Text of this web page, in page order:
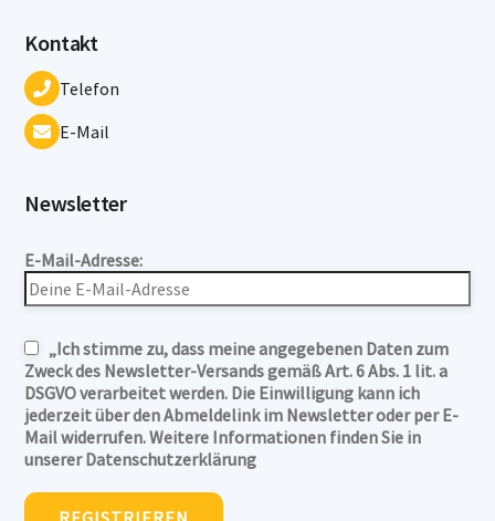
Kontakt
Telefon
E-Mail
Newsletter
E-Mail-Adresse:
„Ich stimme zu, dass meine angegebenen Daten zum
Zweck des Newsletter-Versands gemäß Art. 6 Abs. 1 lit. a
DSGVO verarbeitet werden. Die Einwilligung kann ich
jederzeit über den Abmeldelink im Newsletter oder per E-
Mail widerrufen. Weitere Informationen finden Sie in
unserer Datenschutzerklärung